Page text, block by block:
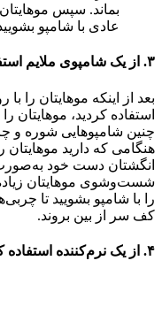
بماند. سپس
عادی با شامپو
۳‌. از یک شامپوی ملایم استفاده کنید
بعد از اینکه موهایتان را
استفاده کردید، موهایتان
چنین شامپوهایی شوره و
هنگامی که دارید
انگشتان دست خود
شست‌وشوی موهایتان
را با شامپو بشویید تا
کف سر از بین بروند.
۴. از یک نرم‌کننده استفاده کنید